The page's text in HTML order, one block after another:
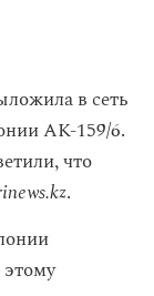
в сеть
АК-159/6.
что
.